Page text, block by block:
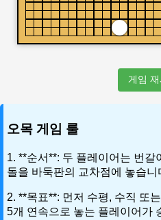
게임
오목 게임 룰
1. **순서**: 두 플레이어는 번갈
돌을 바둑판의 교차점에 놓습니
2. **목표**: 먼저 수평, 수직 또
5개 연속으로 놓는 플레이어가